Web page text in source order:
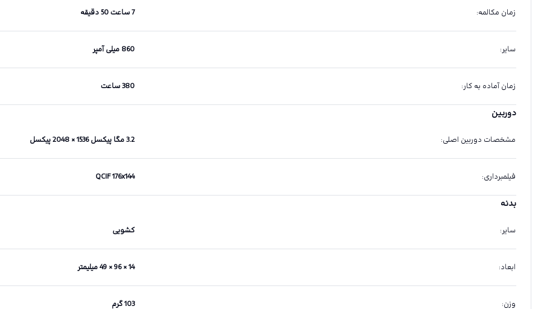
زمان مکالمه: 7 ساعت 50 دقیقه
سایر: 860 میلی آمپر
زمان آماده به کار: 380 ساعت
دوربین
مشخصات دوربین اصلی: 3.2 مگا پیکسل 1536 × 2048 پیکسل
فیلمبرداری:
QCIF 176x144
بدنه
سایر: کشویی
ابعاد: 14 × 96 × 49 میلیمتر
وزن: 103 گرم